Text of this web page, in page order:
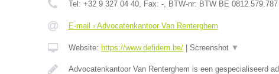
Tel: +32 9 327 04 40, Fax: -, BTW-nr: BTW BE 0812.579.787
E-mail › Advocatenkantoor Van Renterghem
Website: https://www.defidem.be/| Screenshot ▼
Advocatenkantoor Van Renterghem is een gespecialiseerd